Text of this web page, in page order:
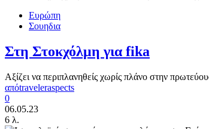
Ευρώπη
Σουηδια
Στη Στοκχόλμη για fika
Αξίζει να περιπλανηθείς χωρίς πλάνο στην
απόtraveleraspects
0
06.05.23
6 λ.